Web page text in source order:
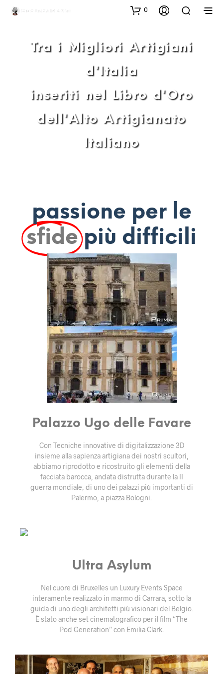
0
Tra i Migliori Artigiani
d'Italia
inseriti nel Libro d'Oro
dell'Alto Artigianato
Italiano
passione per le
sfide più difficili
Palazzo Ugo delle Favare
Con Tecniche innovative di digitalizzazione 3D
insieme alla sapienza artigiana dei nostri scultori,
abbiamo riprodotto e ricostruito gli elementi della
facciata barocca, andata distrutta durante la II
guerra mondiale, di uno dei palazzi più importanti di
Palermo, a piazza Bologni.
Ultra Asylum
Nel cuore di Bruxelles un Luxury Events Space
interamente realizzato in marmo di Carrara, sotto la
guida di uno degli architetti più visionari del Belgio.
È stato anche set cinematografico per il film “The
Pod Generation” con Emilia Clark.